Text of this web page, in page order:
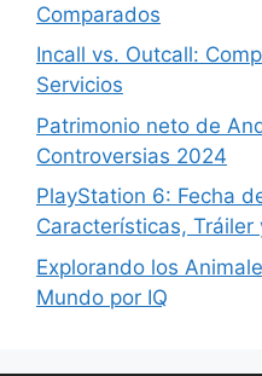
Comparados
Incall vs. Outcall:
Servicios
Patrimonio neto de
Controversias 2024
PlayStation 6: Fecha
Características, Tráiler
Explorando los
Mundo por IQ